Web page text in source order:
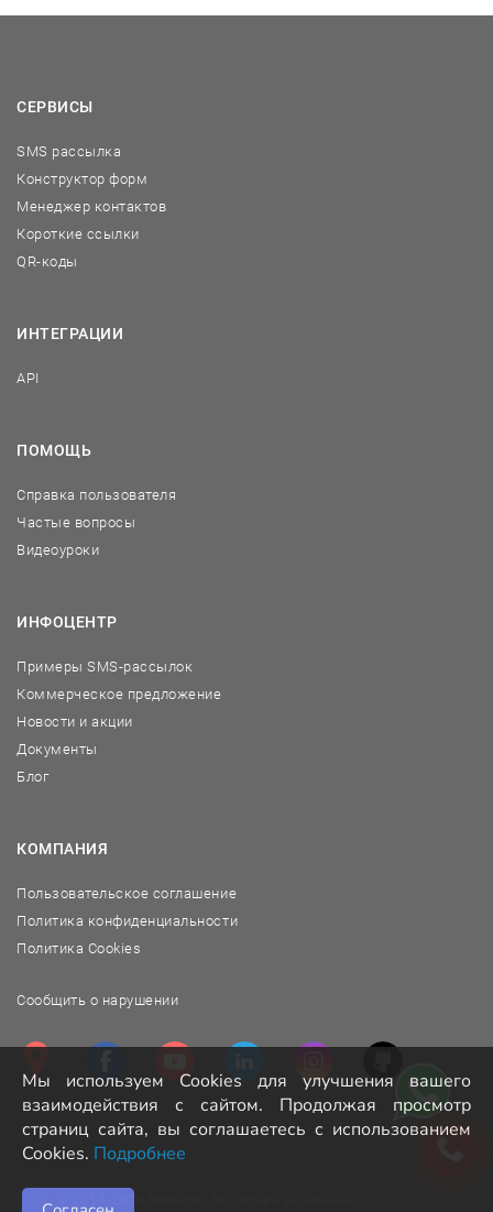
СЕРВИСЫ
SMS рассылка
Конструктор форм
Менеджер контактов
Короткие ссылки
QR-коды
ИНТЕГРАЦИИ
API
ПОМОЩЬ
Справка пользователя
Частые вопросы
Видеоуроки
ИНФОЦЕНТР
Примеры SMS-рассылок
Коммерческое предложение
Новости и акции
Документы
Блог
КОМПАНИЯ
Пользовательское соглашение
Политика конфиденциальности
Политика Cookies
Сообщить о нарушении
Мы используем Cookies для улучшения вашего
взаимодействия с сайтом. Продолжая просмотр
страниц сайта, вы соглашаетесь с использованием
Cookies. Подробнее